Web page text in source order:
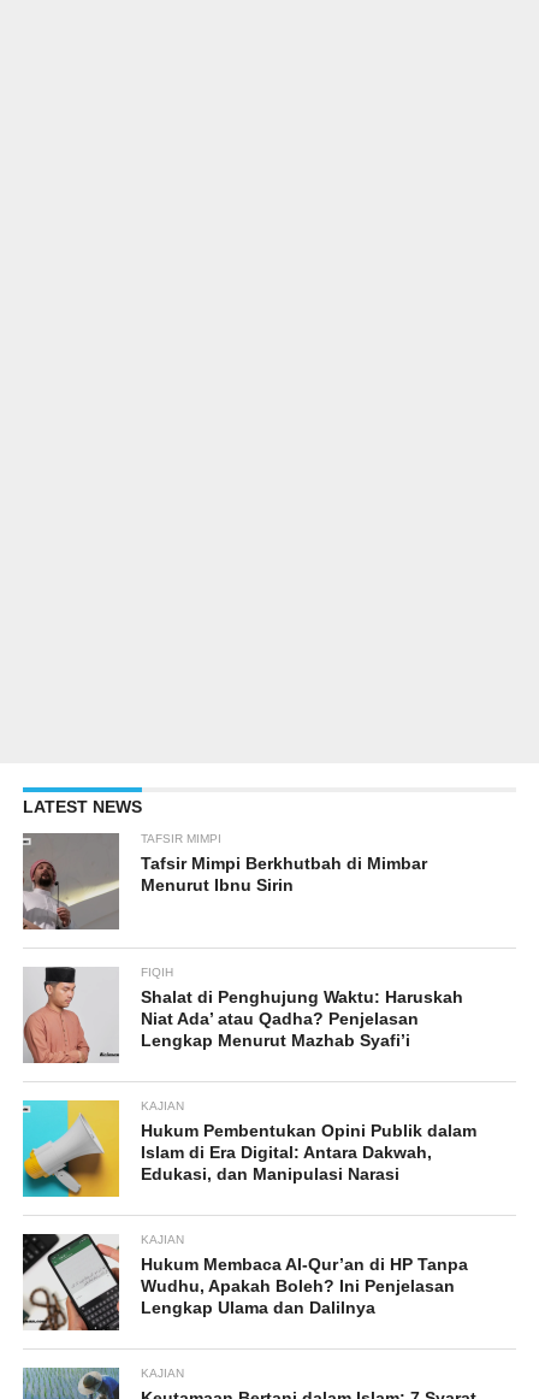
LATEST NEWS
TAFSIR MIMPI
Tafsir Mimpi Berkhutbah di Mimbar
Menurut Ibnu Sirin
FIQIH
Shalat di Penghujung Waktu: Haruskah
Niat Ada’ atau Qadha? Penjelasan
Lengkap Menurut Mazhab Syafi’i
KAJIAN
Hukum Pembentukan Opini Publik dalam
Islam di Era Digital: Antara Dakwah,
Edukasi, dan Manipulasi Narasi
KAJIAN
Hukum Membaca Al-Qur’an di HP Tanpa
Wudhu, Apakah Boleh? Ini Penjelasan
Lengkap Ulama dan Dalilnya
KAJIAN